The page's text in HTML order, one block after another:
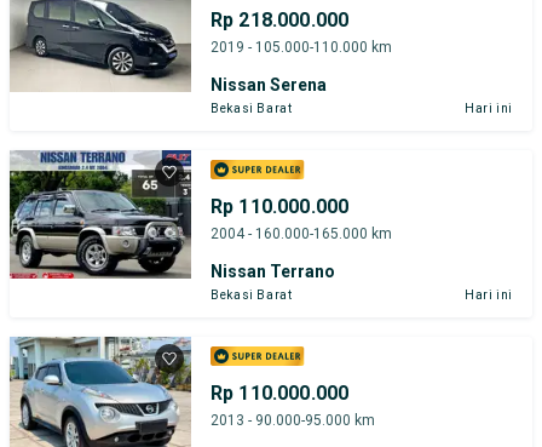
Rp 218.000.000
2019 - 105.000-110.000 km
Nissan Serena
Bekasi Barat Hari ini
Rp 110.000.000
2004 - 160.000-165.000 km
Nissan Terrano
Bekasi Barat Hari ini
Rp 110.000.000
2013 - 90.000-95.000 km